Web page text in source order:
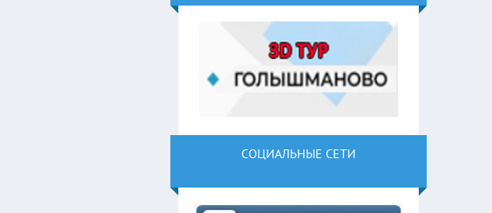
СОЦИАЛЬНЫЕ СЕТИ